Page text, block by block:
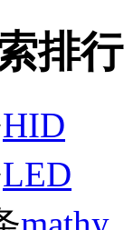
排行
HID
LED